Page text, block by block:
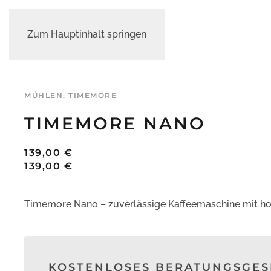
Zum Hauptinhalt springen
MÜHLEN, TIMEMORE
TIMEMORE NANO
139,00 €
139,00 €
Timemore Nano – zuverlässige Kaffeemaschine mit
KOSTENLOSES